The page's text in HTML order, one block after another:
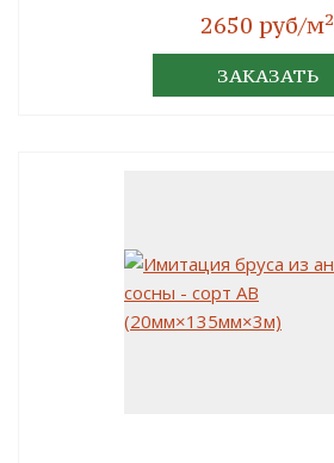
2650 руб/м2
ЗАКАЗАТЬ